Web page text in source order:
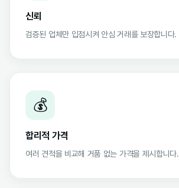
신뢰
검증된 업체만 입점시켜 안심 거래를 보장합니다.
💰
합리적 가격
여러 견적을 비교해 거품 없는 가격을 제시합니다.